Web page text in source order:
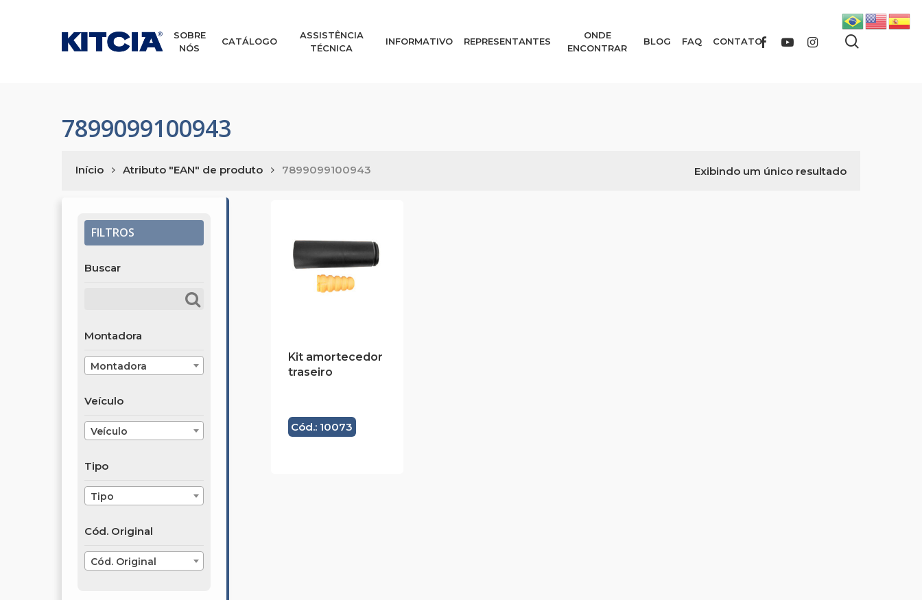
SOBRE
NÓS
CATÁLOGO
ASSISTÊNCIA
TÉCNICA
INFORMATIVO REPRESENTANTES
ONDE
ENCONTRAR
BLOG FAQ CONTATOFACEBOOKYOUTUBEINSTAGRAM
7899099100943
Exibindo um único resultado
Início Atributo "EAN" de produto 7899099100943
FILTROS
Buscar
Montadora
Montadora
Veículo
Veículo
Tipo
Tipo
Cód. Original
Cód. Original
Kit amortecedor
traseiro
Cód.: 10073